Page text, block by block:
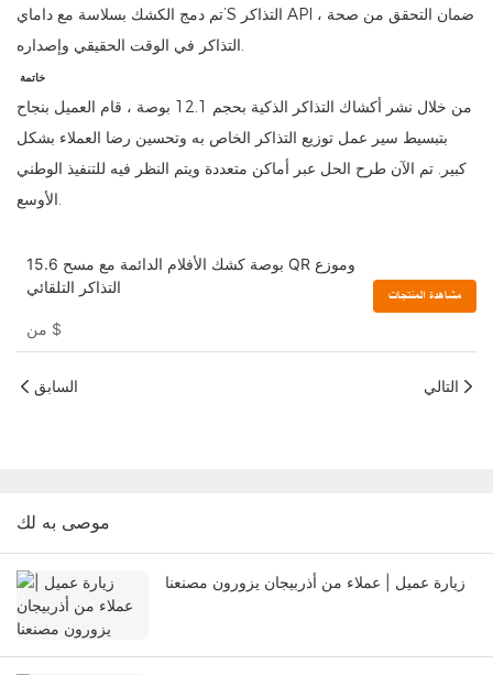
تم دمج الكشك بسلاسة مع داماي’S التذاكر API ، ضمان التحقق من صحة
التذاكر في الوقت الحقيقي وإصداره.
خاتمة
من خلال نشر أكشاك التذاكر الذكية بحجم 12.1 بوصة ، قام العميل بنجاح
بتبسيط سير عمل توزيع التذاكر الخاص به وتحسين رضا العملاء بشكل
كبير. تم الآن طرح الحل عبر أماكن متعددة ويتم النظر فيه للتنفيذ الوطني
الأوسع.
15.6 بوصة كشك الأفلام الدائمة مع مسح QR وموزع
التذاكر التلقائي
$
مشاهدة المنتجات
السابق التالي
موصى به لك
زيارة عميل | عملاء من أذربيجان يزورون مصنعنا